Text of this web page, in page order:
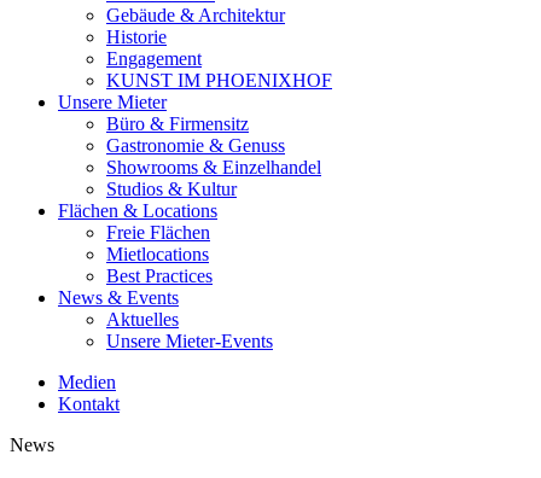
Gebäude & Architektur
Historie
Engagement
KUNST IM PHOENIXHOF
Unsere Mieter
Büro & Firmensitz
Gastronomie & Genuss
Showrooms & Einzelhandel
Studios & Kultur
Flächen & Locations
Freie Flächen
Mietlocations
Best Practices
News & Events
Aktuelles
Unsere Mieter-Events
Medien
Kontakt
News